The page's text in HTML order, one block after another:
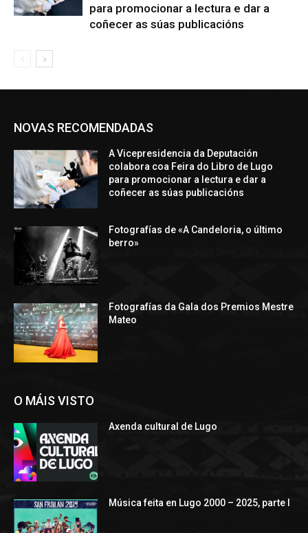
para promocionar a lectura e dar a
coñecer as súas publicacións
NOVAS RECOMENDADAS
A Vicepresidencia da Deputación
colabora coa Feira do Libro de Lugo
para promocionar a lectura e dar a
coñecer as súas publicacións
Fotografías de «A Candeloria, o último
berro»
Fotografías da Gala dos Premios Mestre
Mateo
O MÁIS VISTO
Axenda cultural de Lugo
Música feita en Lugo 2000 – 2025, parte I